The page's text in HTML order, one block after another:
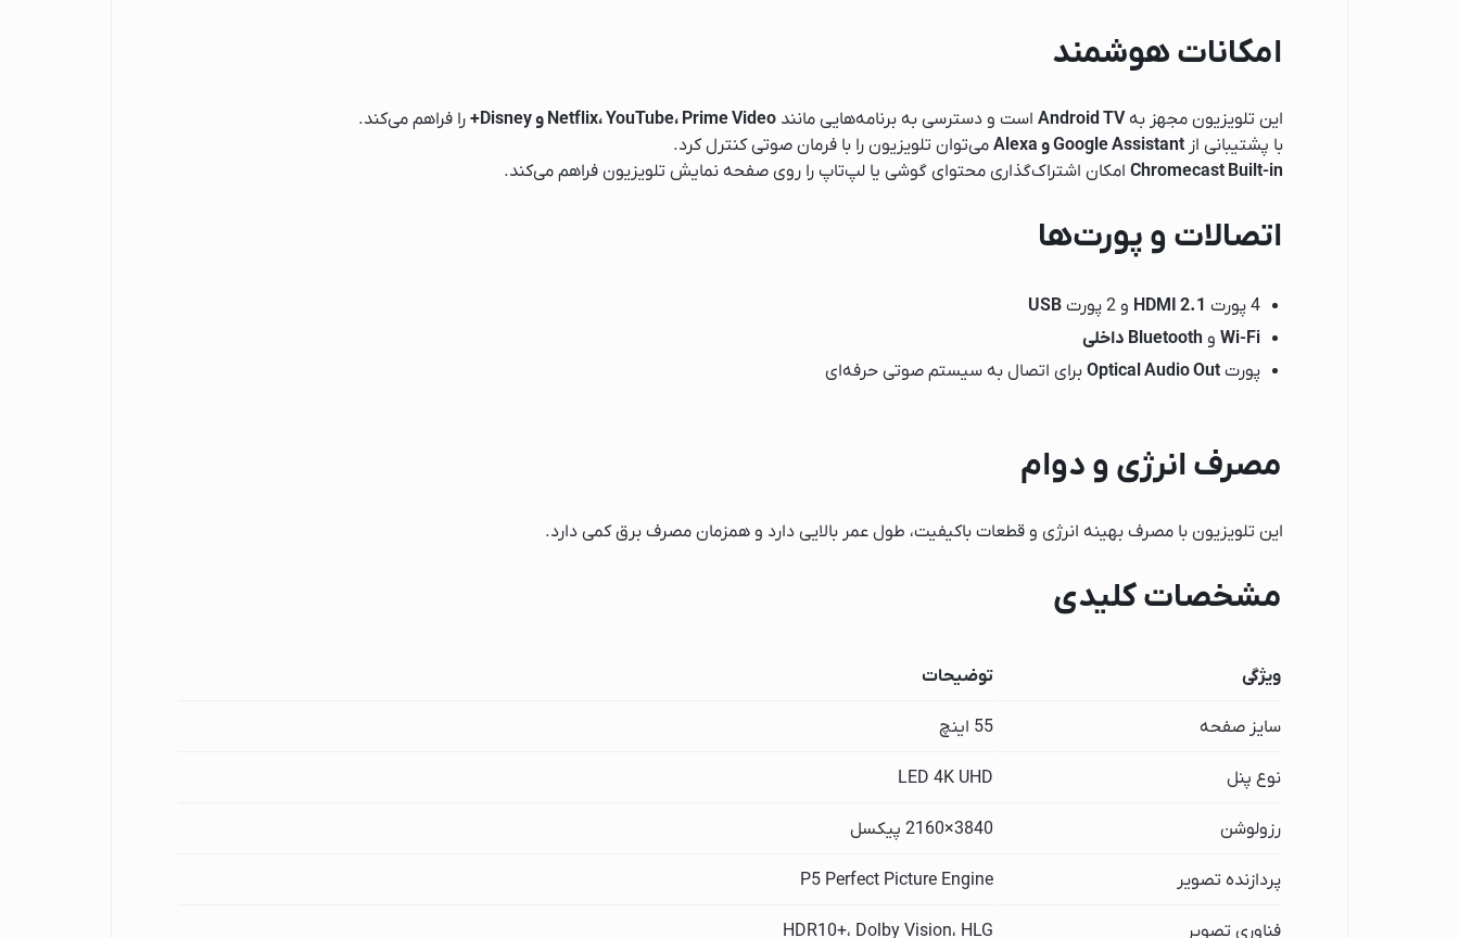
اسپرسو ساز فیلیپس
اسپرسو ساز بوش
اتو
اتو فیلیپس
اتو بوش
آبمیوه گیری
آبمیوه گیری پاناسونیک
آبمیوه گیری بوش
یخچال و فریزر
تلویزیون فیلیپس
تلویزیون سامسونگ
تلویزیون سام الکترونیک
تلویزیون ایکس ویژن
تلویزیون ایستکول
امکانات هوشمند
این تلویزیون مجهز به Android TV است و دسترسی به برنامه‌هایی مانند Netflix، YouTube، Prime Video و Disney+
را فراهم می‌کند.
با پشتیبانی از Google Assistant و Alexa
می‌توان تلویزیون را با فرمان صوتی کنترل کرد.
Chromecast Built-in امکان اشتراک‌گذاری محتوای گوشی یا لپ‌تاپ را روی صفحه نمایش تلویزیون فراهم می‌کند.
اتصالات و پورت‌ها
4 پورت HDMI 2.1 و 2 پورت
USB
Wi-Fiو Bluetooth داخلی
پورت Optical Audio Outبرای اتصال به سیستم صوتی حرفه‌ای
مصرف انرژی و دوام
این تلویزیون با مصرف بهینه انرژی و قطعات باکیفیت، طول عمر بالایی دارد و همزمان مصرف برق کمی دارد.
مشخصات کلیدی
ویژگی توضیحات
سایز صفحه 55 اینچ
نوع پنل LED 4K UHD
رزولوشن 3840×2160 پیکسل
پردازنده تصویر P5 Perfect Picture Engine
فناوری تصویر HDR10+، Dolby Vision، HLG